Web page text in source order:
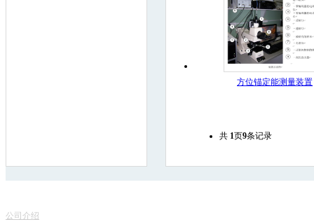
方位锚定能测量装置
共 1页9条记录
公司介绍